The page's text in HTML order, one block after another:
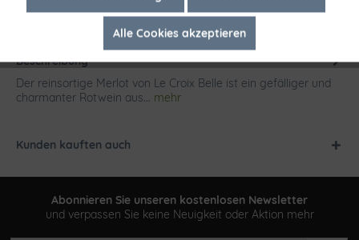
Beschreibung
Der reinsortige Merlot von Le Croix Belle ist ein gefälliger und
charmanter Rotwein aus... mehr
Kunden kauften auch
Abonnieren Sie unseren kostenlosen Newsletter
und verpassen Sie keine Neuigkeit oder Aktion mehr
Alle Cookies akzeptieren